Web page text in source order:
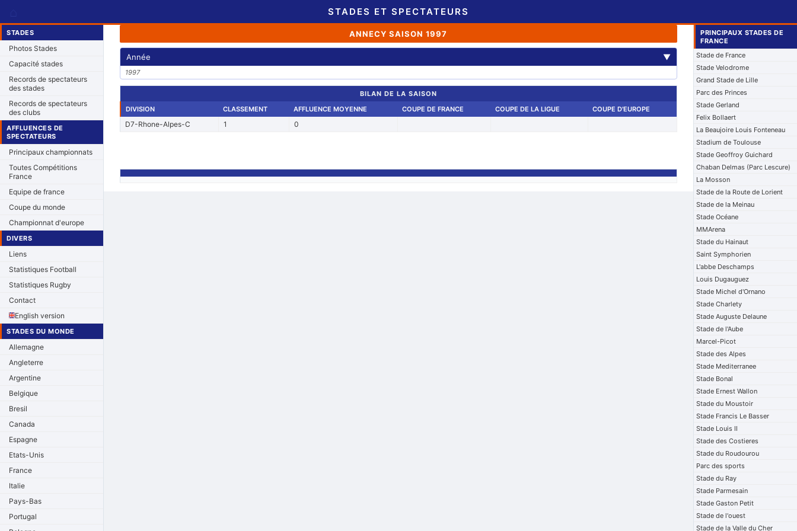
STADES ET SPECTATEURS
STADES
Photos Stades
Capacité stades
Records de spectateurs
des stades
Records de spectateurs
des clubs
AFFLUENCES DE
SPECTATEURS
Principaux championnats
Toutes Compétitions
France
Equipe de france
Coupe du monde
Championnat d'europe
DIVERS
Liens
Statistiques Football
Statistiques Rugby
Contact
English version
STADES DU MONDE
Allemagne
Angleterre
Argentine
Belgique
Bresil
Canada
Espagne
Etats-Unis
France
Italie
Pays-Bas
Portugal
ANNECY SAISON 1997
Année ▼
1997
BILAN DE LA SAISON
DIVISION
CLASSEMENT AFFLUENCE MOYENNE COUPE DE FRANCE COUPE DE LA LIGUE COUPE D'EUROPE
D7-Rhone-Alpes-C 1 0
PRINCIPAUX STADES DE
FRANCE
Stade de France
Stade Velodrome
Grand Stade de Lille
Parc des Princes
Stade Gerland
Felix Bollaert
La Beaujoire Louis Fonteneau
Stadium de Toulouse
Stade Geoffroy Guichard
Chaban Delmas (Parc Lescure)
La Mosson
Stade de la Route de Lorient
Stade de la Meinau
Stade Océane
MMArena
Stade du Hainaut
Saint Symphorien
L'abbe Deschamps
Louis Dugauguez
Stade Michel d'Ornano
Stade Charlety
Stade Auguste Delaune
Stade de l'Aube
Marcel-Picot
Stade des Alpes
Stade Mediterranee
Stade Bonal
Stade Ernest Wallon
Stade du Moustoir
Stade Francis Le Basser
Stade Louis II
Stade des Costieres
Stade du Roudourou
Parc des sports
Stade du Ray
Stade Parmesain
Stade Gaston Petit
Stade de l'ouest
Stade de la Valle du Cher